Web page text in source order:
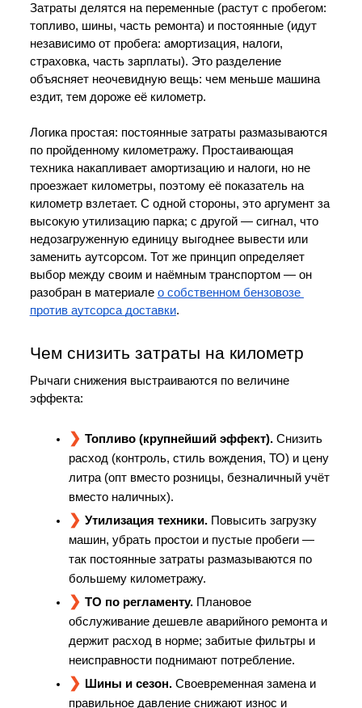
Затраты делятся на переменные (растут с пробегом:
топливо, шины, часть ремонта) и постоянные (идут
независимо от пробега: амортизация, налоги,
страховка, часть зарплаты). Это разделение
объясняет неочевидную вещь: чем меньше машина
ездит, тем дороже её километр.
Логика простая: постоянные затраты размазываются
по пройденному километражу. Простаивающая
техника накапливает амортизацию и налоги, но не
проезжает километры, поэтому её показатель на
километр взлетает. С одной стороны, это аргумент за
высокую утилизацию парка; с другой — сигнал, что
недозагруженную единицу выгоднее вывести или
заменить аутсорсом. Тот же принцип определяет
выбор между своим и наёмным транспортом — он
разобран в материале о собственном бензовозе
против аутсорса доставки.
Чем снизить затраты на километр
Рычаги снижения выстраиваются по величине
эффекта:
Топливо (крупнейший эффект). Снизить
расход (контроль, стиль вождения, ТО) и цену
литра (опт вместо розницы, безналичный учёт
вместо наличных).
Утилизация техники. Повысить загрузку
машин, убрать простои и пустые пробеги —
так постоянные затраты размазываются по
большему километражу.
ТО по регламенту. Плановое
обслуживание дешевле аварийного ремонта и
держит расход в норме; забитые фильтры и
неисправности поднимают потребление.
Шины и сезон. Своевременная замена и
правильное давление снижают износ и